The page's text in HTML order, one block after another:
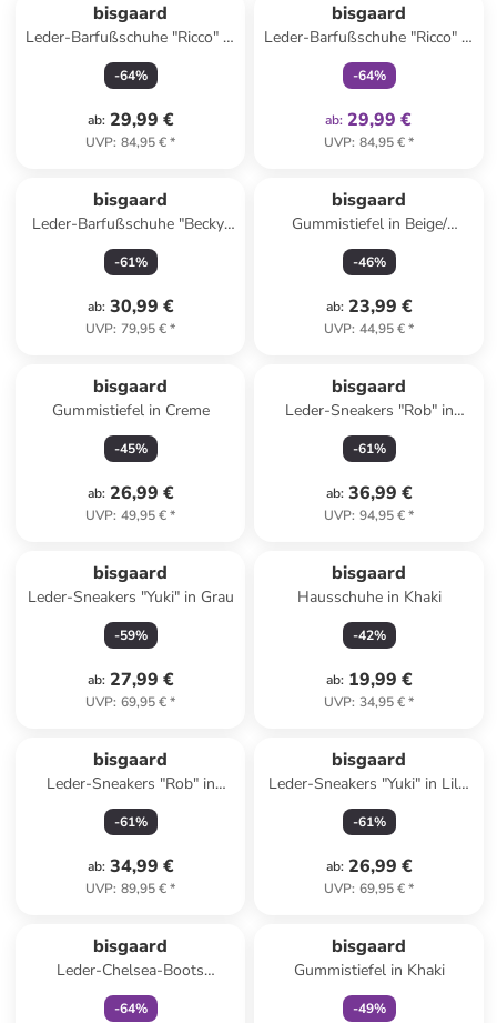
bisgaard
Leder-Barfußschuhe "Ricco" in
Rosa
-64%
ab: 29,99 €
UVP: 84,95 €*
bisgaard
Leder-Barfußschuhe "Ricco" in
Blau
-64%
ab: 29,99 €
UVP: 84,95 €*
bisgaard
Leder-Barfußschuhe "Becky"
in Rosa
-61%
ab: 30,99 €
UVP: 79,95 €*
bisgaard
Gummistiefel in Beige/
Hellbraun
-46%
ab: 23,99 €
UVP: 44,95 €*
bisgaard
Gummistiefel in Creme
-45%
ab: 26,99 €
UVP: 49,95 €*
bisgaard
Leder-Sneakers "Rob" in
Dunkelblau
-61%
ab: 36,99 €
UVP: 94,95 €*
bisgaard
Leder-Sneakers "Yuki" in Grau
-59%
ab: 27,99 €
UVP: 69,95 €*
bisgaard
Hausschuhe in Khaki
-42%
ab: 19,99 €
UVP: 34,95 €*
bisgaard
Leder-Sneakers "Rob" in
Hellblau
-61%
ab: 34,99 €
UVP: 89,95 €*
bisgaard
Leder-Sneakers "Yuki" in Lila/
Orange
-61%
ab: 26,99 €
UVP: 69,95 €*
bisgaard
Leder-Chelsea-Boots
"Norbert" in Braun
-64%
bisgaard
Gummistiefel in Khaki
-49%